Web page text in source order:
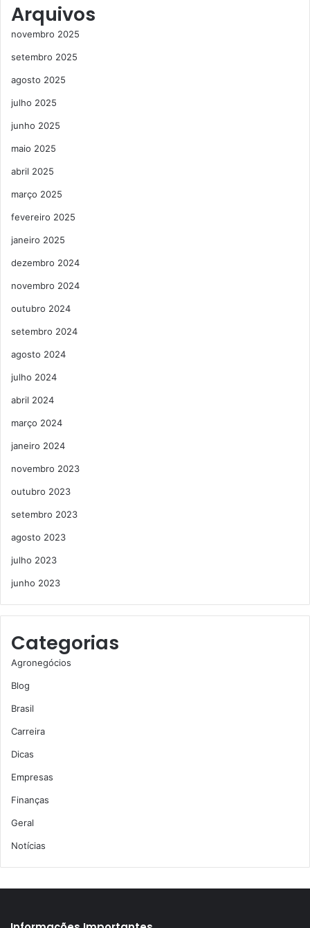
Arquivos
novembro 2025
setembro 2025
agosto 2025
julho 2025
junho 2025
maio 2025
abril 2025
março 2025
fevereiro 2025
janeiro 2025
dezembro 2024
novembro 2024
outubro 2024
setembro 2024
agosto 2024
julho 2024
abril 2024
março 2024
janeiro 2024
novembro 2023
outubro 2023
setembro 2023
agosto 2023
julho 2023
junho 2023
Categorias
Agronegócios
Blog
Brasil
Carreira
Dicas
Empresas
Finanças
Geral
Notícias